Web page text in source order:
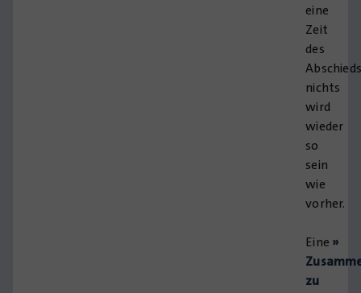
eine
Zeit
des
nichts
wird
wieder
so
sein
wie
vorher.
Eine »
zu